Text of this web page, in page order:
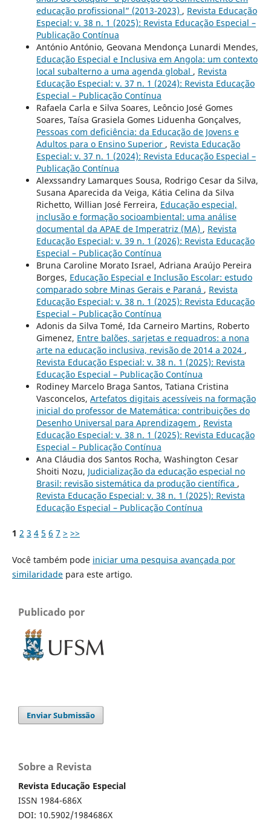
educação profissional” (2013-2023) , Revista Educação
Especial: v. 38 n. 1 (2025): Revista Educação Especial –
Publicação Contínua
António António, Geovana Mendonça Lunardi Mendes,
Educação Especial e Inclusiva em Angola: um contexto
local subalterno a uma agenda global , Revista
Educação Especial: v. 37 n. 1 (2024): Revista Educação
Especial – Publicação Contínua
Rafaela Carla e Silva Soares, Leôncio José Gomes
Soares, Taísa Grasiela Gomes Liduenha Gonçalves,
Pessoas com deficiência: da Educação de Jovens e
Adultos para o Ensino Superior , Revista Educação
Especial: v. 37 n. 1 (2024): Revista Educação Especial –
Publicação Contínua
Alexssandry Lamarques Sousa, Rodrigo Cesar da Silva,
Susana Aparecida da Veiga, Kátia Celina da Silva
Richetto, Willian José Ferreira, Educação especial,
inclusão e formação socioambiental: uma análise
documental da APAE de Imperatriz (MA) , Revista
Educação Especial: v. 39 n. 1 (2026): Revista Educação
Especial – Publicação Contínua
Bruna Caroline Morato Israel, Adriana Araújo Pereira
Borges, Educação Especial e Inclusão Escolar: estudo
comparado sobre Minas Gerais e Paraná , Revista
Educação Especial: v. 38 n. 1 (2025): Revista Educação
Especial – Publicação Contínua
Adonis da Silva Tomé, Ida Carneiro Martins, Roberto
Gimenez, Entre balões, sarjetas e requadros: a nona
arte na educação inclusiva, revisão de 2014 a 2024 ,
Revista Educação Especial: v. 38 n. 1 (2025): Revista
Educação Especial – Publicação Contínua
Rodiney Marcelo Braga Santos, Tatiana Cristina
Vasconcelos, Artefatos digitais acessíveis na formação
inicial do professor de Matemática: contribuições do
Desenho Universal para Aprendizagem , Revista
Educação Especial: v. 38 n. 1 (2025): Revista Educação
Especial – Publicação Contínua
Ana Cláudia dos Santos Rocha, Washington Cesar
Shoiti Nozu, Judicialização da educação especial no
Brasil: revisão sistemática da produção científica ,
Revista Educação Especial: v. 38 n. 1 (2025): Revista
Educação Especial – Publicação Contínua
1 2 3 4 5 6 7 > >>
Você também pode iniciar uma pesquisa avançada por
similaridadepara este artigo.
Publicado por
Enviar Submissão
Sobre a Revista
Revista Educação Especial
ISSN 1984-686X
DOI: 10.5902/1984686X